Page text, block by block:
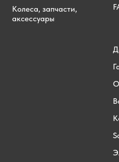
Колеса, запчасти,
аксессуары